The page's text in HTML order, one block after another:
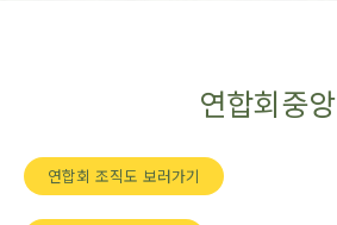
연합회중앙
연합회 조직도 보러가기